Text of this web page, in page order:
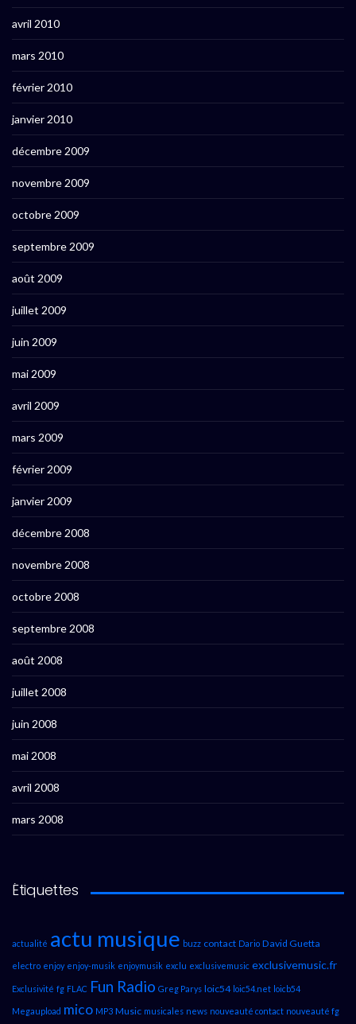
avril 2010
mars 2010
février 2010
janvier 2010
décembre 2009
novembre 2009
octobre 2009
septembre 2009
août 2009
juillet 2009
juin 2009
mai 2009
avril 2009
mars 2009
février 2009
janvier 2009
décembre 2008
novembre 2008
octobre 2008
septembre 2008
août 2008
juillet 2008
juin 2008
mai 2008
avril 2008
mars 2008
Étiquettes
actualité actu musique buzz contact Dario David Guetta
electro enjoy enjoy-musik enjoymusik exclu exclusivemusic exclusivemusic.fr
Exclusivité fg FLAC Fun Radio Greg Parys loic54 loic54.net loicb54
Megaupload mico MP3 Music musicales news nouveauté contact nouveauté fg